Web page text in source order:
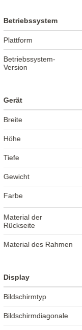
Betriebssystem
Plattform
Betriebssystem-
Version
Gerät
Breite
Höhe
Tiefe
Gewicht
Farbe
Material der
Rückseite
Material des Rahmen
Display
Bildschirmtyp
Bildschirmdiagonale